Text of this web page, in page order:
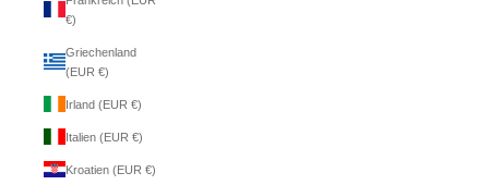
€)
Griechenland
(EUR €)
Irland (EUR €)
Italien (EUR €)
Kroatien (EUR €)